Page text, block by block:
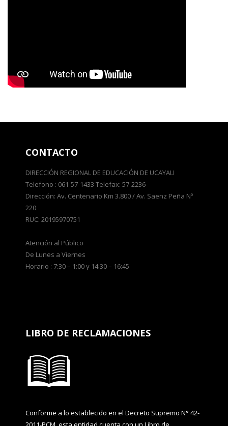
CONTACTO
DIRECCIÓN REGIONAL DE EDUCACIÓN DE UCAYALI
Telefono : 061-57-1433 Telefax: 57-2236
Dirección: Av. Centenario Km 3.800 / Av. Saenz Peña Nº
220
RUC: 20195970751
Atención al Público
De Lunes a Viernes
Horario : 7:30 – 1:00 y 14:30 – 16:45
LIBRO DE RECLAMACIONES
Conforme a lo establecido en el Decreto Supremo N° 42-